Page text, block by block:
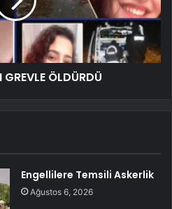
GREVLE ÖLDÜRDÜ
Engellilere Temsili Askerlik
Ağustos 6, 2026